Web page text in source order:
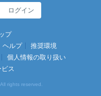
ログイン
プ
ヘルプ
推奨環境
個人情報の取り扱い
ス
rights reserved.